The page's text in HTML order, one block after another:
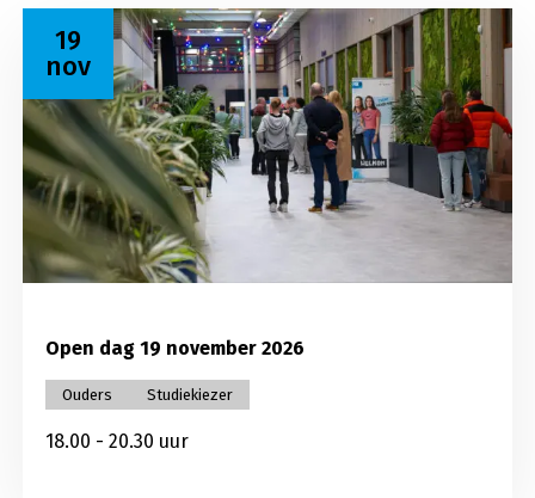
Open dag 19 november 2026
Ouders Studiekiezer
18.00 - 20.30 uur
19
nov
Lees meer over Open dag 19 november 2026